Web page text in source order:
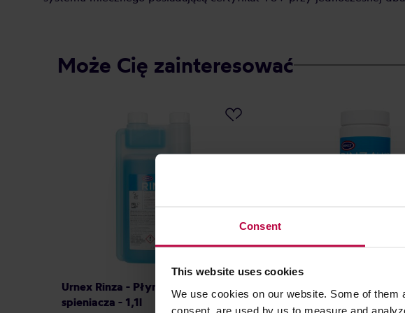
Consent
This website uses cookies
We use cookies on our website. Some of
consent, are used by us to measure and
Może Cię zainteresować
Urnex Rinza - Płyn do czyszczenia
spieniacza - 1,1l
Urnex Rinza Tablets -
czyszczenia spieniacza -